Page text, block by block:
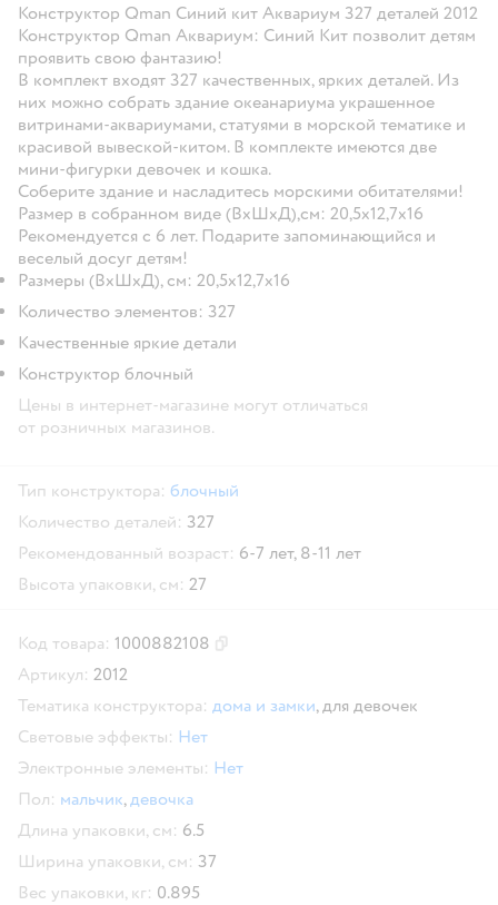
Конструктор Qman Синий кит Аквариум 327 деталей 2012
Конструктор Qman Аквариум: Синий Кит позволит детям
проявить свою фантазию!
В комплект входят 327 качественных, ярких деталей. Из
них можно собрать здание океанариума украшенное
витринами-аквариумами, статуями в морской тематике и
красивой вывеской-китом. В комплекте имеются две
мини-фигурки девочек и кошка.
Соберите здание и насладитесь морскими обитателями!
Размер в собранном виде (ВхШхД),см: 20,5х12,7х16
Рекомендуется с 6 лет. Подарите запоминающийся и
веселый досуг детям!
Размеры (ВхШхД), см: 20,5х12,7х16
Количество элементов: 327
Качественные яркие детали
Конструктор блочный
Цены в интернет-магазине могут отличаться
от розничных магазинов.
Тип конструктора: блочный
Количество деталей: 327
Рекомендованный возраст: 6-7 лет, 8-11 лет
Высота упаковки, см: 27
Код товара: 1000882108
Артикул: 2012
Тематика конструктора: дома и замки,для девочек
Световые эффекты: Нет
Электронные элементы: Нет
Пол: мальчик,девочка
Длина упаковки, см: 6.5
Ширина упаковки, см: 37
Вес упаковки, кг: 0.895